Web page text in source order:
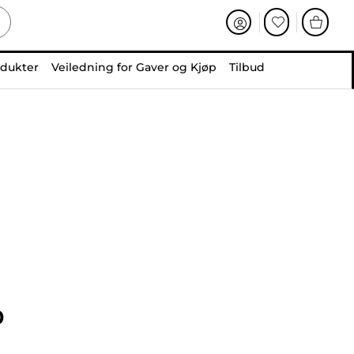
Veiledning for Gaver og Kjøp Tilbud